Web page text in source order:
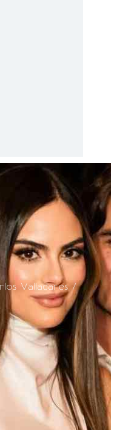
Valladares /